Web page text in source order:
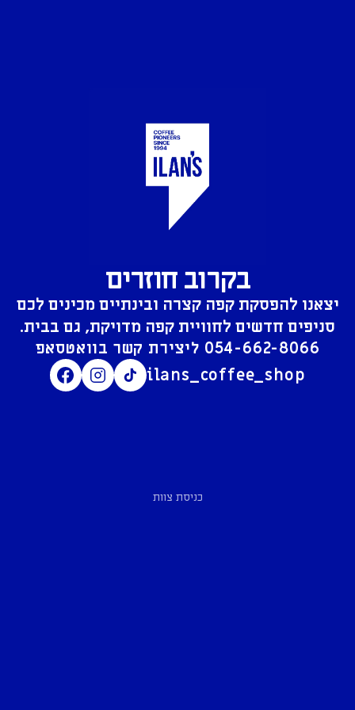
בקרוב חוזרים
יצאנו להפסקת קפה קצרה ובינתיים מכינים לכם
סניפים חדשים לחוויית קפה מדויקת, גם בבית.
054-662-8066
ilans_coffee_shop
כניסת צוות